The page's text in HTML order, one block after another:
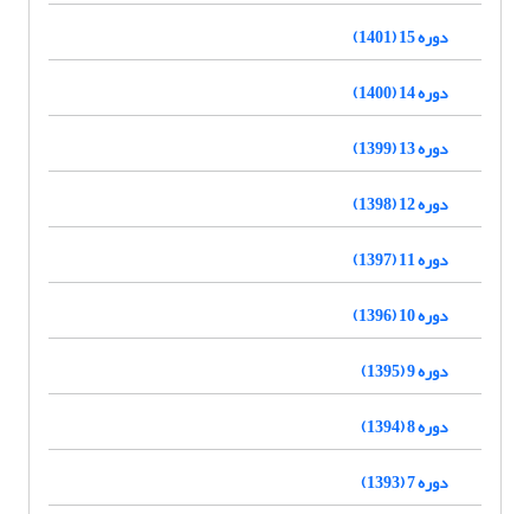
دوره 15 (1401)
دوره 14 (1400)
دوره 13 (1399)
دوره 12 (1398)
دوره 11 (1397)
دوره 10 (1396)
دوره 9 (1395)
دوره 8 (1394)
دوره 7 (1393)